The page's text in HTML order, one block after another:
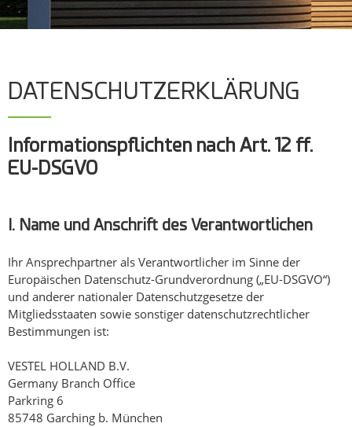
DATENSCHUTZ­ERKLÄRUNG
Informationspflichten nach Art. 12 ff.
EU-DSGVO
I. Name und Anschrift des Verantwortlichen
Ihr Ansprechpartner als Verantwortlicher im Sinne der
Europäischen Datenschutz-Grundverordnung („EU-DSGVO“)
und anderer nationaler Datenschutzgesetze der
Mitgliedsstaaten sowie sonstiger datenschutzrechtlicher
Bestimmungen ist:
VESTEL HOLLAND B.V.
Germany Branch Office
Parkring 6
85748 Garching b. München